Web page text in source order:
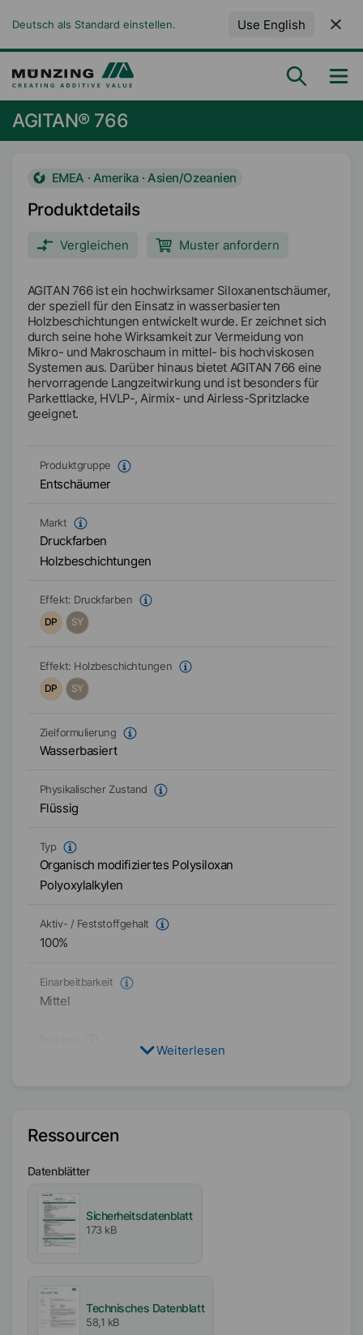
Deutsch als Standard einstellen. Use English
AGITAN® 766
EMEA · Amerika · Asien/Ozeanien
Produktdetails
Vergleichen Muster anfordern
AGITAN 766 ist ein hochwirksamer Siloxanentschäumer,
der speziell für den Einsatz in wasserbasierten
Holzbeschichtungen entwickelt wurde. Er zeichnet sich
durch seine hohe Wirksamkeit zur Vermeidung von
Mikro- und Makroschaum in mittel- bis hochviskosen
Systemen aus. Darüber hinaus bietet AGITAN 766 eine
hervorragende Langzeitwirkung und ist besonders für
Parkettlacke, HVLP-, Airmix- und Airless-Spritzlacke
geeignet.
Produktgruppe
Entschäumer
Markt
Druckfarben
Holzbeschichtungen
Effekt: Druckfarben
DP
SY
Effekt: Holzbeschichtungen
DP
SY
Zielformulierung
Wasserbasiert
Physikalischer Zustand
Flüssig
Typ
Organisch modifiziertes Polysiloxan
Polyoxylalkylen
Aktiv- / Feststoffgehalt
100%
Einarbeitbarkeit
Mittel
Biozidfrei
Verfügbarkeit
EMEA
Amerika
Asien/Ozeanien
Weiterlesen
Ressourcen
Datenblätter
Sicherheitsdatenblatt
173 kB
Technisches Datenblatt
58,1 kB